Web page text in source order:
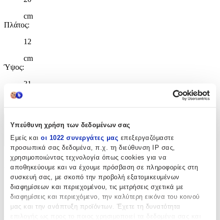
Υπεύθυνη χρήση των δεδομένων σας
Εμείς και οι 1022 συνεργάτες μας επεξεργαζόμαστε
προσωπικά σας δεδομένα, π.χ. τη διεύθυνση IP σας,
χρησιμοποιώντας τεχνολογία όπως cookies για να
αποθηκεύουμε και να έχουμε πρόσβαση σε πληροφορίες στη
συσκευή σας, με σκοπό την προβολή εξατομικευμένων
διαφημίσεων και περιεχομένου, τις μετρήσεις σχετικά με
διαφημίσεις και περιεχόμενο, την καλύτερη εικόνα του κοινού
μας και την ανάπτυξη προϊόντων. Έχετε τη δυνατότητα
cm
Πλάτος:
12
cm
Ύψος:
31
Χαρακτηριστικά
+
Χαρακτηριστικά
Κατασκευαστής:
Affenzahn